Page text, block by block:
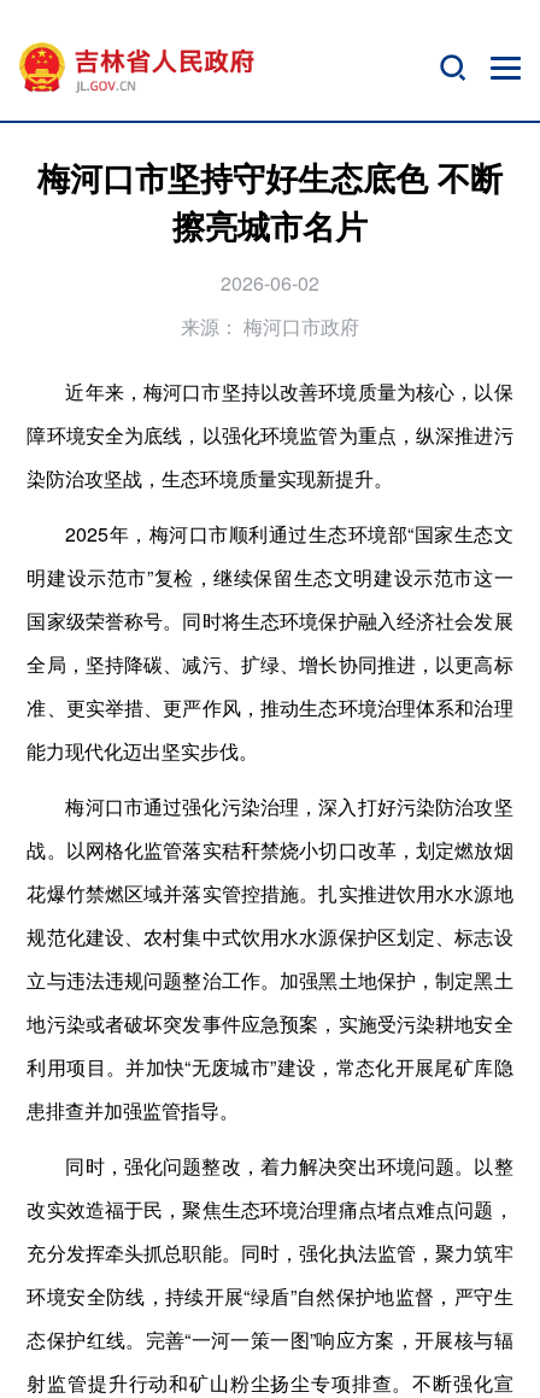
梅河口市坚持守好生态底色 不断
擦亮城市名片
2026-06-02
来源： 梅河口市政府
近年来，梅河口市坚持以改善环境质量为核心，以保
障环境安全为底线，以强化环境监管为重点，纵深推进污
染防治攻坚战，生态环境质量实现新提升。
2025年，梅河口市顺利通过生态环境部“国家生态文
明建设示范市”复检，继续保留生态文明建设示范市这一
国家级荣誉称号。同时将生态环境保护融入经济社会发展
全局，坚持降碳、减污、扩绿、增长协同推进，以更高标
准、更实举措、更严作风，推动生态环境治理体系和治理
能力现代化迈出坚实步伐。
梅河口市通过强化污染治理，深入打好污染防治攻坚
战。以网格化监管落实秸秆禁烧小切口改革，划定燃放烟
花爆竹禁燃区域并落实管控措施。扎实推进饮用水水源地
规范化建设、农村集中式饮用水水源保护区划定、标志设
立与违法违规问题整治工作。加强黑土地保护，制定黑土
地污染或者破坏突发事件应急预案，实施受污染耕地安全
利用项目。并加快“无废城市”建设，常态化开展尾矿库隐
患排查并加强监管指导。
同时，强化问题整改，着力解决突出环境问题。以整
改实效造福于民，聚焦生态环境治理痛点堵点难点问题，
充分发挥牵头抓总职能。同时，强化执法监管，聚力筑牢
环境安全防线，持续开展“绿盾”自然保护地监督，严守生
态保护红线。完善“一河一策一图”响应方案，开展核与辐
射监管提升行动和矿山粉尘扬尘专项排查。不断强化宣